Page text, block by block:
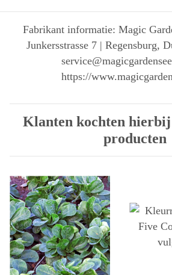
Fabrikant informatie: Magic
Junkersstrasse 7 | Regensburg,
https://
Klanten kochten hierbij
producten